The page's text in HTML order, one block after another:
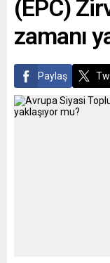
(EPC)
zamanı
Paylaş